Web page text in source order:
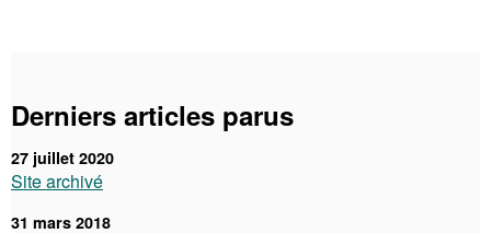
Derniers articles parus
27 juillet 2020
Site archivé
31 mars 2018